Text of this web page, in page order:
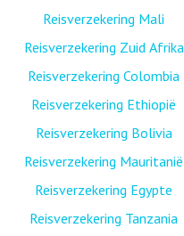
Reisverzekering Mali
Reisverzekering Zuid Afrika
Reisverzekering Colombia
Reisverzekering Ethiopië
Reisverzekering Bolivia
Reisverzekering Mauritanië
Reisverzekering Egypte
Reisverzekering Tanzania